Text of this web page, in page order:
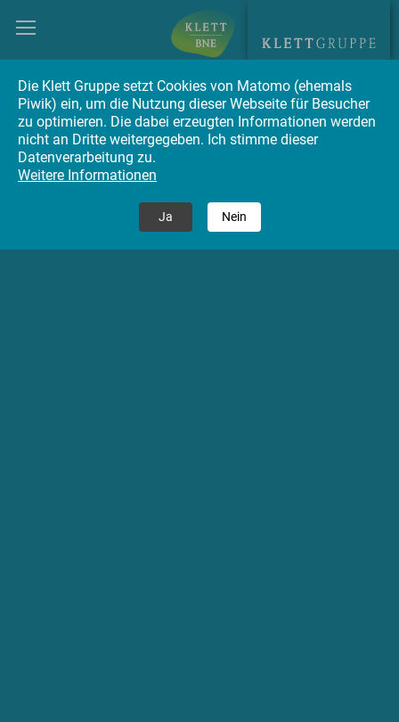
Die Klett Gruppe setzt Cookies von Matomo (ehemals
Piwik) ein, um die Nutzung dieser Webseite für Besucher
zu optimieren. Die dabei erzeugten Informationen werden
nicht an Dritte weitergegeben. Ich stimme dieser
Datenverarbeitung zu.
Weitere Informationen
Ja Nein